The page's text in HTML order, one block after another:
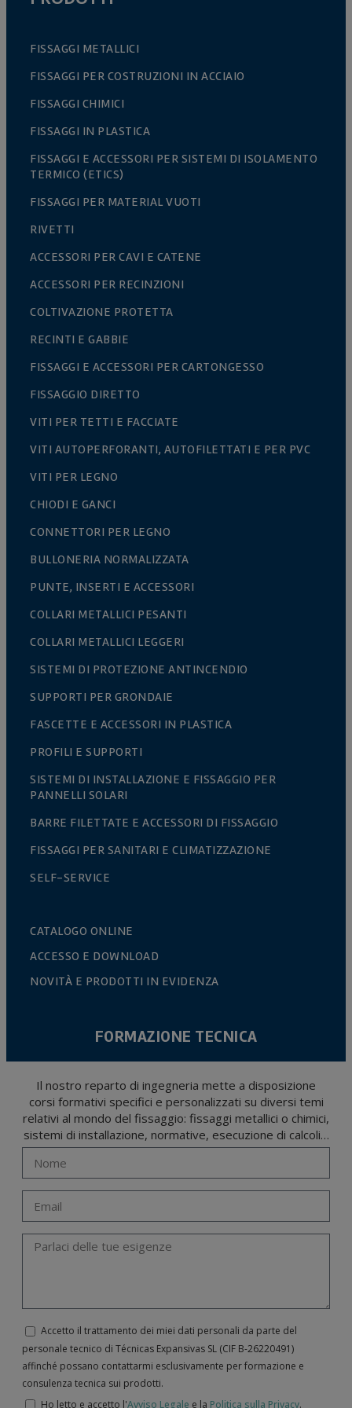
FISSAGGI METALLICI
FISSAGGI PER COSTRUZIONI IN ACCIAIO
FISSAGGI CHIMICI
FISSAGGI IN PLASTICA
FISSAGGI E ACCESSORI PER SISTEMI DI ISOLAMENTO
TERMICO (ETICS)
FISSAGGI PER MATERIAL VUOTI
RIVETTI
ACCESSORI PER CAVI E CATENE
ACCESSORI PER RECINZIONI
COLTIVAZIONE PROTETTA
RECINTI E GABBIE
FISSAGGI E ACCESSORI PER CARTONGESSO
FISSAGGIO DIRETTO
VITI PER TETTI E FACCIATE
VITI AUTOPERFORANTI, AUTOFILETTATI E PER PVC
VITI PER LEGNO
CHIODI E GANCI
CONNETTORI PER LEGNO
BULLONERIA NORMALIZZATA
PUNTE, INSERTI E ACCESSORI
COLLARI METALLICI PESANTI
COLLARI METALLICI LEGGERI
SISTEMI DI PROTEZIONE ANTINCENDIO
SUPPORTI PER GRONDAIE
FASCETTE E ACCESSORI IN PLASTICA
PROFILI E SUPPORTI
SISTEMI DI INSTALLAZIONE E FISSAGGIO PER
PANNELLI SOLARI
BARRE FILETTATE E ACCESSORI DI FISSAGGIO
FISSAGGI PER SANITARI E CLIMATIZZAZIONE
SELF-SERVICE
CATALOGO ONLINE
ACCESSO E DOWNLOAD
NOVITÀ E PRODOTTI IN EVIDENZA
FORMAZIONE TECNICA
Il nostro reparto di ingegneria mette a disposizione
corsi formativi specifici e personalizzati su diversi temi
relativi al mondo del fissaggio: fissaggi metallici o chimici,
sistemi di installazione, normative, esecuzione di calcoli…
Accetto il trattamento dei miei dati personali da parte del
personale tecnico di Técnicas Expansivas SL (CIF B-­26220491)
affinché possano contattarmi esclusivamente per formazione e
consulenza tecnica sui prodotti.
Ho letto e accetto l'Avviso Legale e la Politica sulla Privacy.